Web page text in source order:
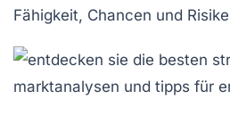
Fähigkeit, Chancen und